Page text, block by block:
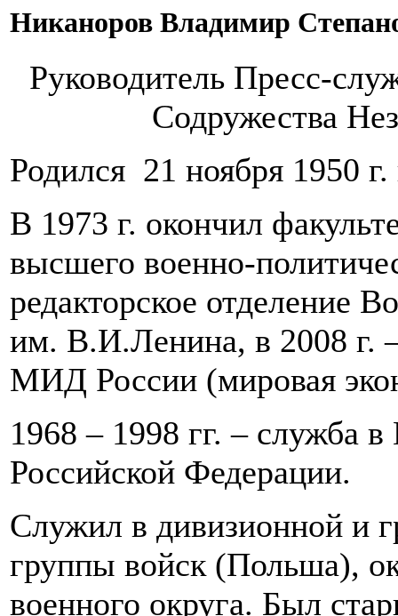
Никаноров Владимир
Руководитель Пресс-
Содружества
Родился 21 ноября 1950
В 1973 г. окончил
высшего военно-
редакторское отделение
им. В.И.Ленина, в 2008 г.
МИД России (мировая
1968 – 1998 гг. – служба
Российской Федерации.
Служил в дивизионной и
группы войск (Польша),
военного округа. Был